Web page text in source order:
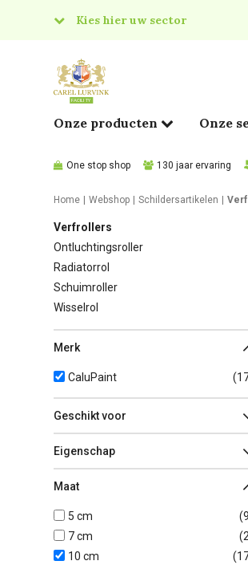
Kies hier uw sector
Food
Onze producten Onze
One stop shop 130 jaar ervaring
Home Webshop Schildersartikelen
Verfrollers
Ontluchtingsroller
Radiatorrol
Schuimroller
Wisselrol
Merk
CaluPaint (
Geschikt voor
Eigenschap
Maat
5 cm (9
7 cm
(2
10 cm
(